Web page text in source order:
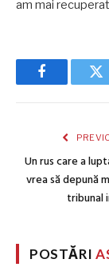
am mai
Facebook
Un rus care a
vrea să depună
tribunal
POSTĂRI